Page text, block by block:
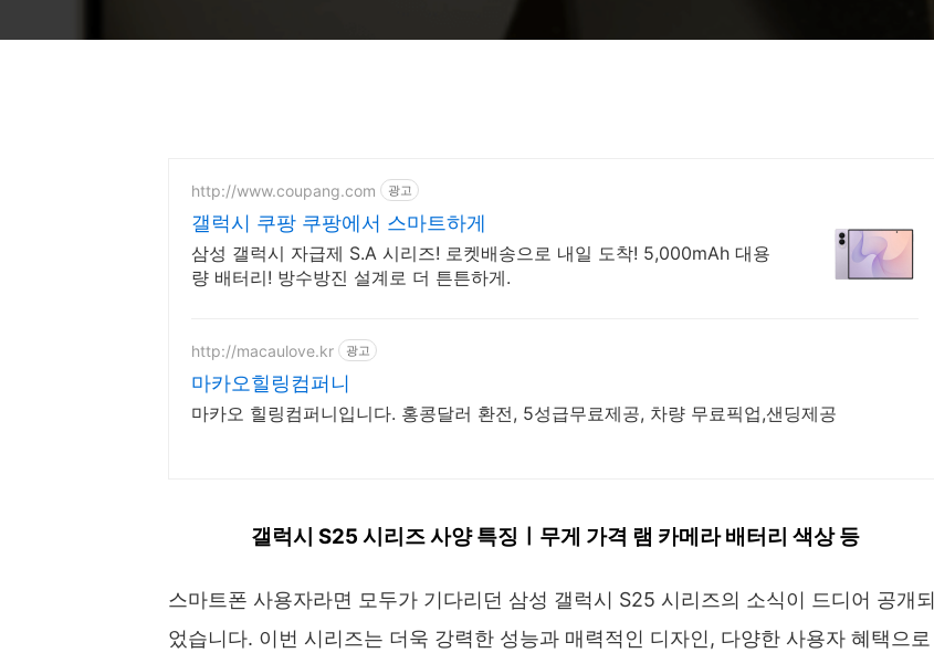
http://www.coupang.com 광고
갤럭시 쿠팡 쿠팡에서 스마트하게
삼성 갤럭시 자급제 S.A 시리즈! 로켓배송으로 내일 도착! 5,000mAh 대용
량 배터리! 방수방진 설계로 더 튼튼하게.
http://macaulove.kr 광고
마카오힐링컴퍼니
마카오 힐링컴퍼니입니다. 홍콩달러 환전, 5성급무료제공, 차량 무료픽업,샌딩제공
갤럭시 S25 시리즈 사양 특징ㅣ무게 가격 램 카메라 배터리 색상 등
스마트폰 사용자라면 모두가 기다리던 삼성 갤럭시 S25 시리즈의 소식이 드디어 공개되
었습니다. 이번 시리즈는 더욱 강력한 성능과 매력적인 디자인, 다양한 사용자 혜택으로